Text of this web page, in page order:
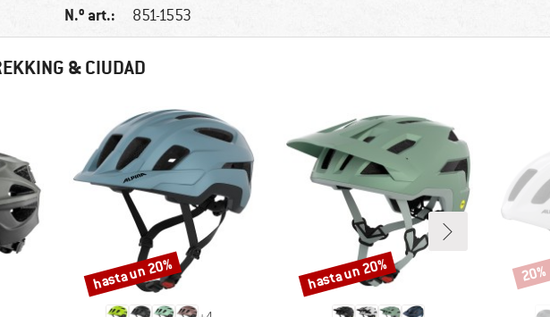
N.º art.: 851-1553
& CIUDAD
Descuento
hasta un 20% Descuento
hasta un 20% 20%